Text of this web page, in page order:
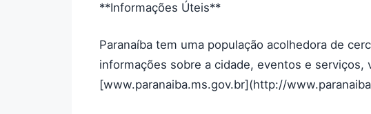
**Informações Úteis**
Paranaíba tem uma população acolhedora de
informações sobre a cidade, eventos e
[www.paranaiba.ms.gov.br](http://